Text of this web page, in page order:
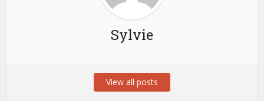
Sylvie
View all posts